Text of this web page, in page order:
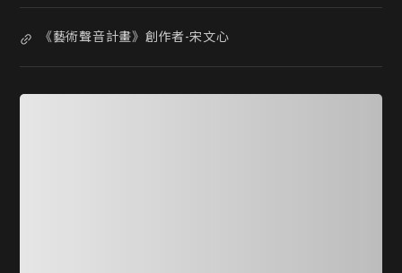
《藝術聲音計畫》創作者-宋文心